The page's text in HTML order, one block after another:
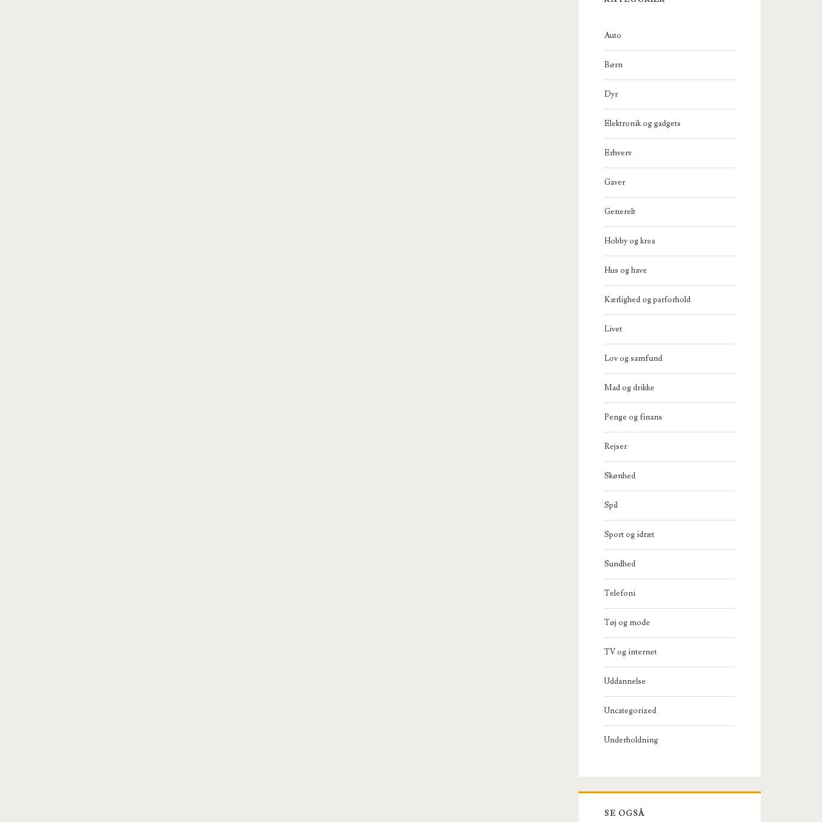
Auto
Børn
Dyr
Elektronik og gadgets
Erhverv
Gaver
Generelt
Hobby og krea
Hus og have
Kærlighed og parforhold
Livet
Lov og samfund
Mad og drikke
Penge og finans
Rejser
Skønhed
Spil
Sport og idræt
Sundhed
Telefoni
Tøj og mode
TV og internet
Uddannelse
Uncategorized
Underholdning
SE OGSÅ